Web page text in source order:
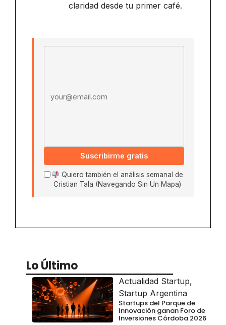
claridad desde tu primer café.
Suscribirme gratis
Quiero también el análisis semanal de
Cristian Tala (Navegando Sin Un Mapa)
Lo Último
Actualidad Startup,
Startup Argentina
Startups del Parque de
Innovación ganan Foro de
Inversiones Córdoba 2026